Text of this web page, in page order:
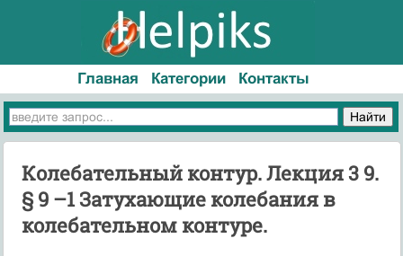
Главная Категории Контакты
Колебательный контур. Лекция 3 9.
§ 9 –1 Затухающие колебания в
колебательном контуре.